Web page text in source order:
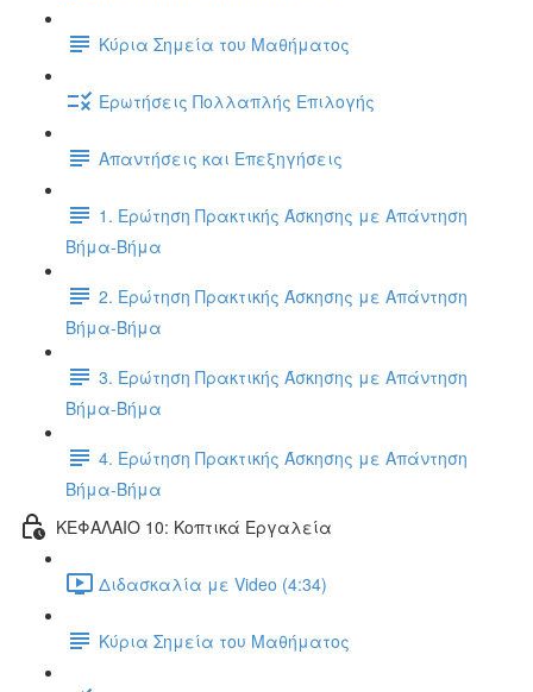
Κύρια Σημεία του Μαθήματος
Ερωτήσεις Πολλαπλής Επιλογής
Απαντήσεις και Επεξηγήσεις
1. Ερώτηση Πρακτικής Άσκησης με Απάντηση
Βήμα-Βήμα
2. Ερώτηση Πρακτικής Άσκησης με Απάντηση
Βήμα-Βήμα
3. Ερώτηση Πρακτικής Άσκησης με Απάντηση
Βήμα-Βήμα
4. Ερώτηση Πρακτικής Άσκησης με Απάντηση
Βήμα-Βήμα
ΚΕΦΑΛΑΙΟ 10: Κοπτικά Εργαλεία
Διδασκαλία με Video (4:34)
Κύρια Σημεία του Μαθήματος